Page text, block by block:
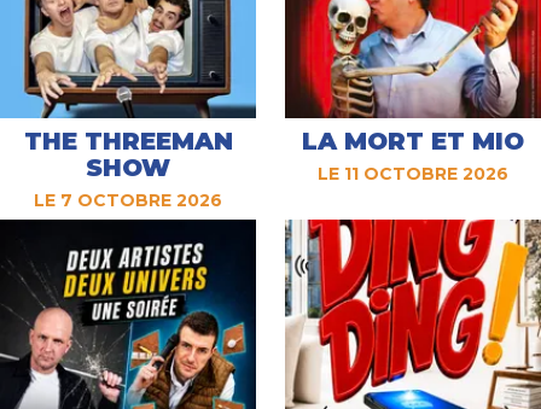
THE THREEMAN
SHOW
LE 7 OCTOBRE 2026
LA MORT ET MIO
LE 11 OCTOBRE 2026